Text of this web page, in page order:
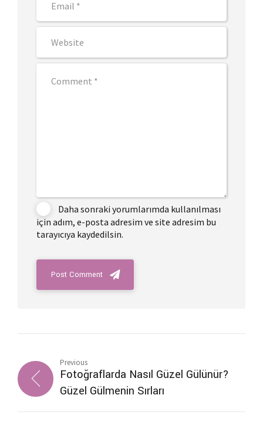
Daha sonraki yorumlarımda kullanılması
için adım, e-posta adresim ve site adresim bu
tarayıcıya kaydedilsin.
Post Comment
Previous
Fotoğraflarda Nasıl Güzel Gülünür?
Güzel Gülmenin Sırları